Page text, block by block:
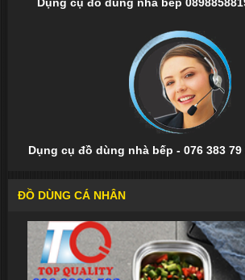
Dụng cụ đồ dùng nhà bếp - 076 383 79
ĐỒ DÙNG CÁ NHÂN